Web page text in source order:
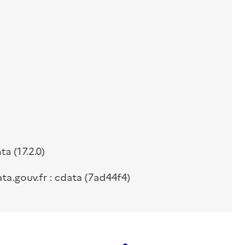
(17.2.0)
: cdata (7ad44f4)